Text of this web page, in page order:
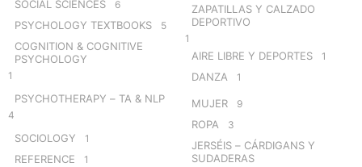
SOCIAL SCIENCES 6
PSYCHOLOGY TEXTBOOKS 5
COGNITION & COGNITIVE
PSYCHOLOGY
1
PSYCHOTHERAPY – TA & NLP
4
SOCIOLOGY 1
REFERENCE 1
ZAPATILLAS Y CALZADO
DEPORTIVO
1
AIRE LIBRE Y DEPORTES 1
DANZA 1
MUJER 9
ROPA 3
JERSÉIS – CÁRDIGANS Y
SUDADERAS